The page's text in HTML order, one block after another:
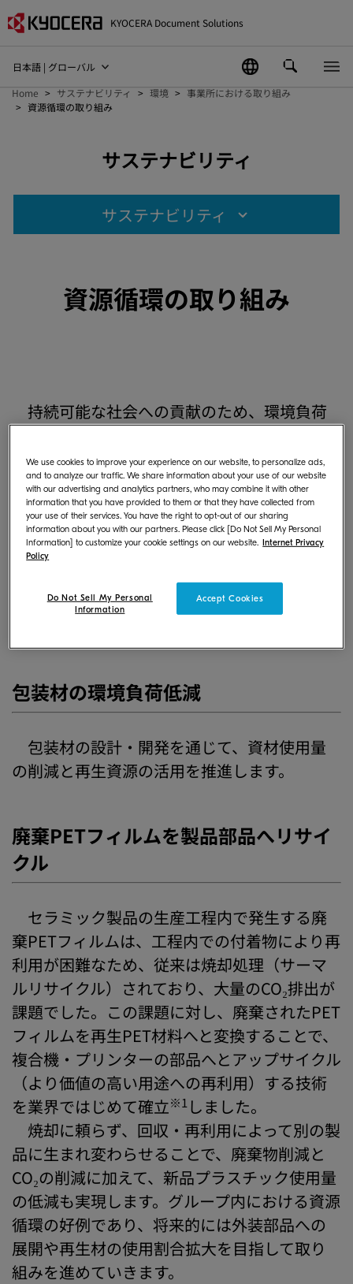
KYOCERA Document Solutions
日本語 | グローバル
Home
サステナビリティ 環境
事業所における取り組み
資源循環の取り組み
サステナビリティ
サステナビリティ
資源循環の取り組み
持続可能な社会への貢献のため、環境負荷
物排出量の最小化に努め、持続可能な資源の
利用を図ります。
サーキュラーエコノミーの取
り組み
包装材の環境負荷低減
包装材の設計・開発を通じて、資材使用量
の削減と再生資源の活用を推進します。
廃棄PETフィルムを製品部品へリサイ
クル
セラミック製品の生産工程内で発生する廃
棄PETフィルムは、工程内での付着物により再
利用が困難なため、従来は焼却処理（サーマ
ルリサイクル）されており、大量のCO₂排出が
課題でした。この課題に対し、廃棄されたPET
フィルムを再生PET材料へと変換することで、
複合機・プリンターの部品へとアップサイクル
（より価値の高い用途への再利用）する技術
を業界ではじめて確立※1 しました。
焼却に頼らず、回収・再利用によって別の製
品に生まれ変わらせることで、廃棄物削減と
CO₂の削減に加えて、新品プラスチック使用量
の低減も実現します。グループ内における資源
循環の好例であり、将来的には外装部品への
展開や再生材の使用割合拡大を目指して取り
組みを進めていきます。
We use cookies to improve your experience on our website, to personalize ads,
and to analyze our traffic. We share information about your use of our website
with our advertising and analytics partners, who may combine it with other
information that you have provided to them or that they have collected from
your use of their services. You have the right to opt-out of our sharing
information about you with our partners. Please click [Do Not Sell My Personal
Information] to customize your cookie settings on our website. Internet Privacy
Policy
Accept Cookies
Do Not Sell My Personal
Information